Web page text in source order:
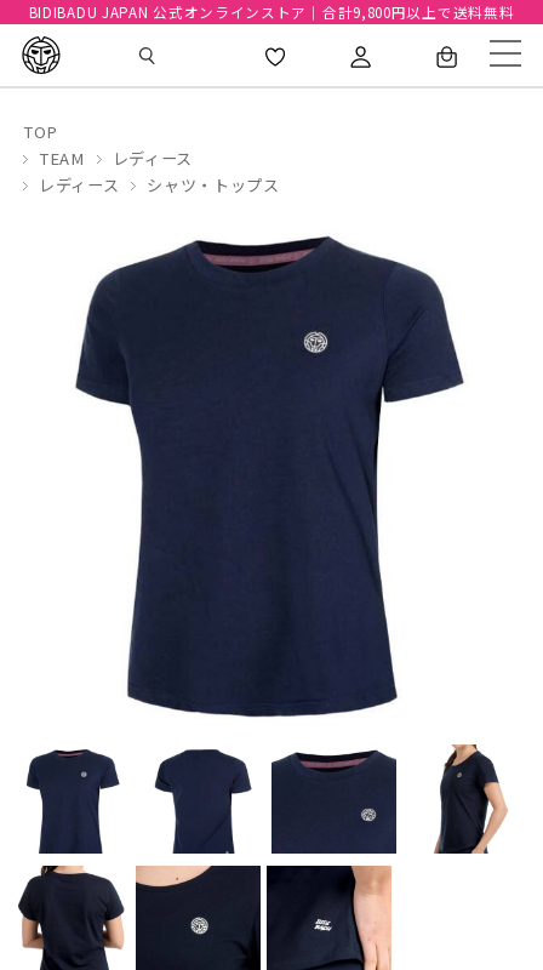
BIDIBADU JAPAN 公式オンラインストア｜合計9,800円以上で送料無料
TOP
TEAM
レディース
レディース
シャツ・トップス